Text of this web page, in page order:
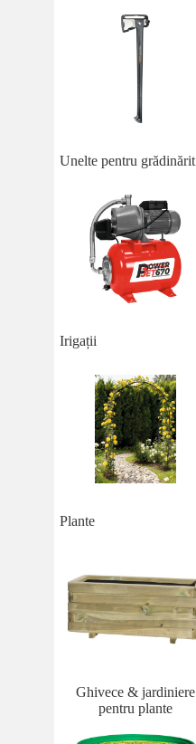
Unelte pentru grădinărit
Irigații
Plante
Ghivece & jardiniere
pentru plante